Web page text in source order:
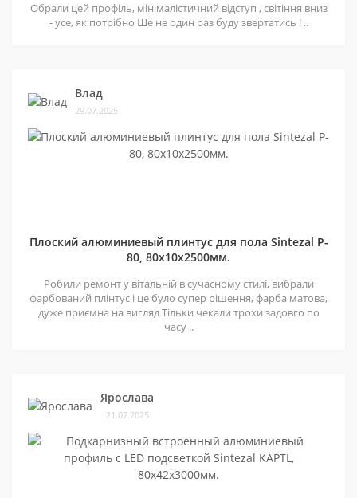
Обрали цей профіль, мінімалістичний відступ , світіння вниз
- усе, як потрібно Ще не один раз буду звертатись ! ..
Влад
29.07.2025
Плоский алюминиевый плинтус для пола Sintezal P-
80, 80х10х2500мм.
Робили ремонт у вітальній в сучасному стилі, вибрали
фарбований плінтус і це було супер рішення, фарба матова,
дуже приємна на вигляд Тільки чекали трохи задовго по
часу ..
Ярослава
21.07.2025